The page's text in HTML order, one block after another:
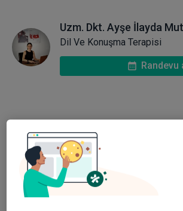
Uzm. Dkt. Ayşe İlayda
Dil Ve Konuşma Terapisi
Randevu
Genelde, OSB’li konuşabilen çocuklar,
olmayan kelimeler kullanabilir veya
içerisinden bağlam dışı konuşmalar